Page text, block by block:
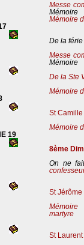
Messe
Mémoire
Mémoire
De la férie
Messe
Mémoire
De la Ste
Mémoire
St
Mémoire
19
8ème
On ne
St
Mémoire
martyre
St